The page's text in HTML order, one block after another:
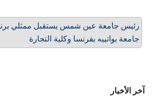
رئيس جامعة عين شمس يستقبل ممثلي
جامعة بواتييه بفرنسا وكلية التجارة
آخر الأخبار